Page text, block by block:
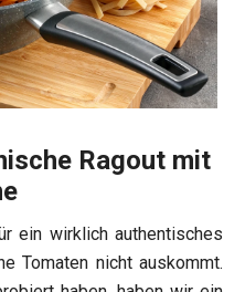
Ragout mit
ein wirklich authentisches
Tomaten nicht auskommt.